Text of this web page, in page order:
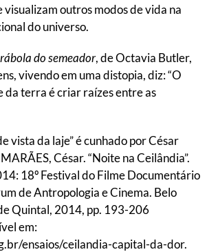
visualizam outros modos de vida na
do universo.
do semeador, de Octavia Butler,
vivendo em uma distopia, diz: “O
da terra é criar raízes entre as
vista da laje” é cunhado por César
César. “Noite na Ceilândia”.
18º Festival do Filme Documentário
de Antropologia e Cinema. Belo
Quintal, 2014, pp. 193-206
em:
ensaios/ceilandia-capital-da-dor.